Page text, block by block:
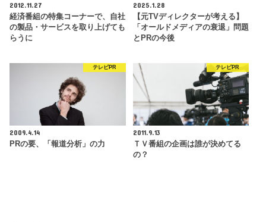
2012.11.27
経済番組の特集コーナーで、自社
の製品・サービスを取り上げても
らうに
2025.1.28
【元TVディレクターが考える】
「オールドメディアの衰退」問題
とPRの今後
テレビPR
2009.4.14
PRの要、「報道分析」の力
テレビPR
2011.9.13
ＴＶ番組の企画は誰が決めてる
の？